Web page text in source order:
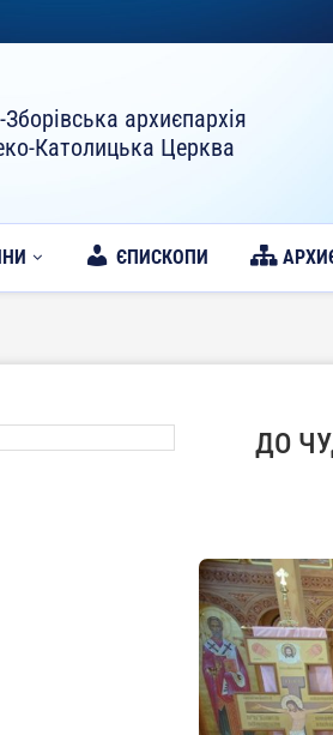
архиєпархія
Католицька Церква
ЄПИСКОПИ
ДО